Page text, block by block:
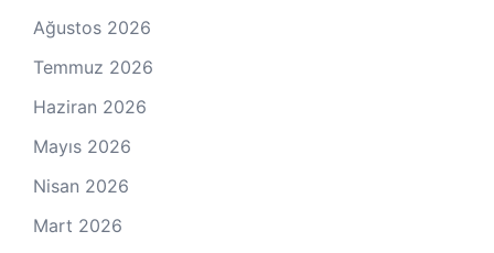
Ağustos 2026
Temmuz 2026
Haziran 2026
Mayıs 2026
Nisan 2026
Mart 2026